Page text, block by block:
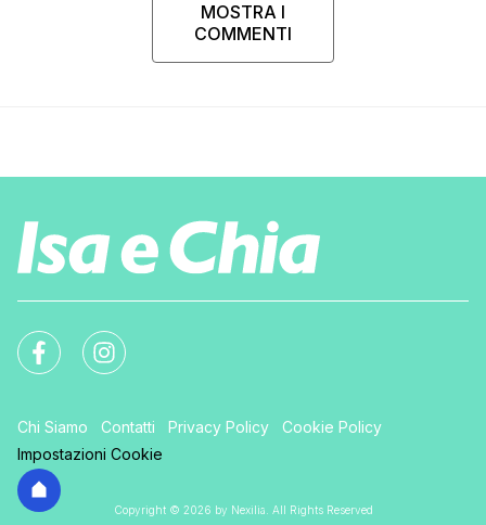
MOSTRA I
COMMENTI
Chi Siamo Contatti Privacy Policy
Cookie Policy
Impostazioni Cookie
Copyright © 2026 by Nexilia. All Rights Reserved